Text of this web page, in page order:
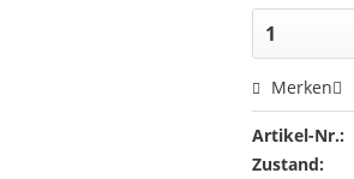
Merken
Artikel-Nr.:
Zustand: